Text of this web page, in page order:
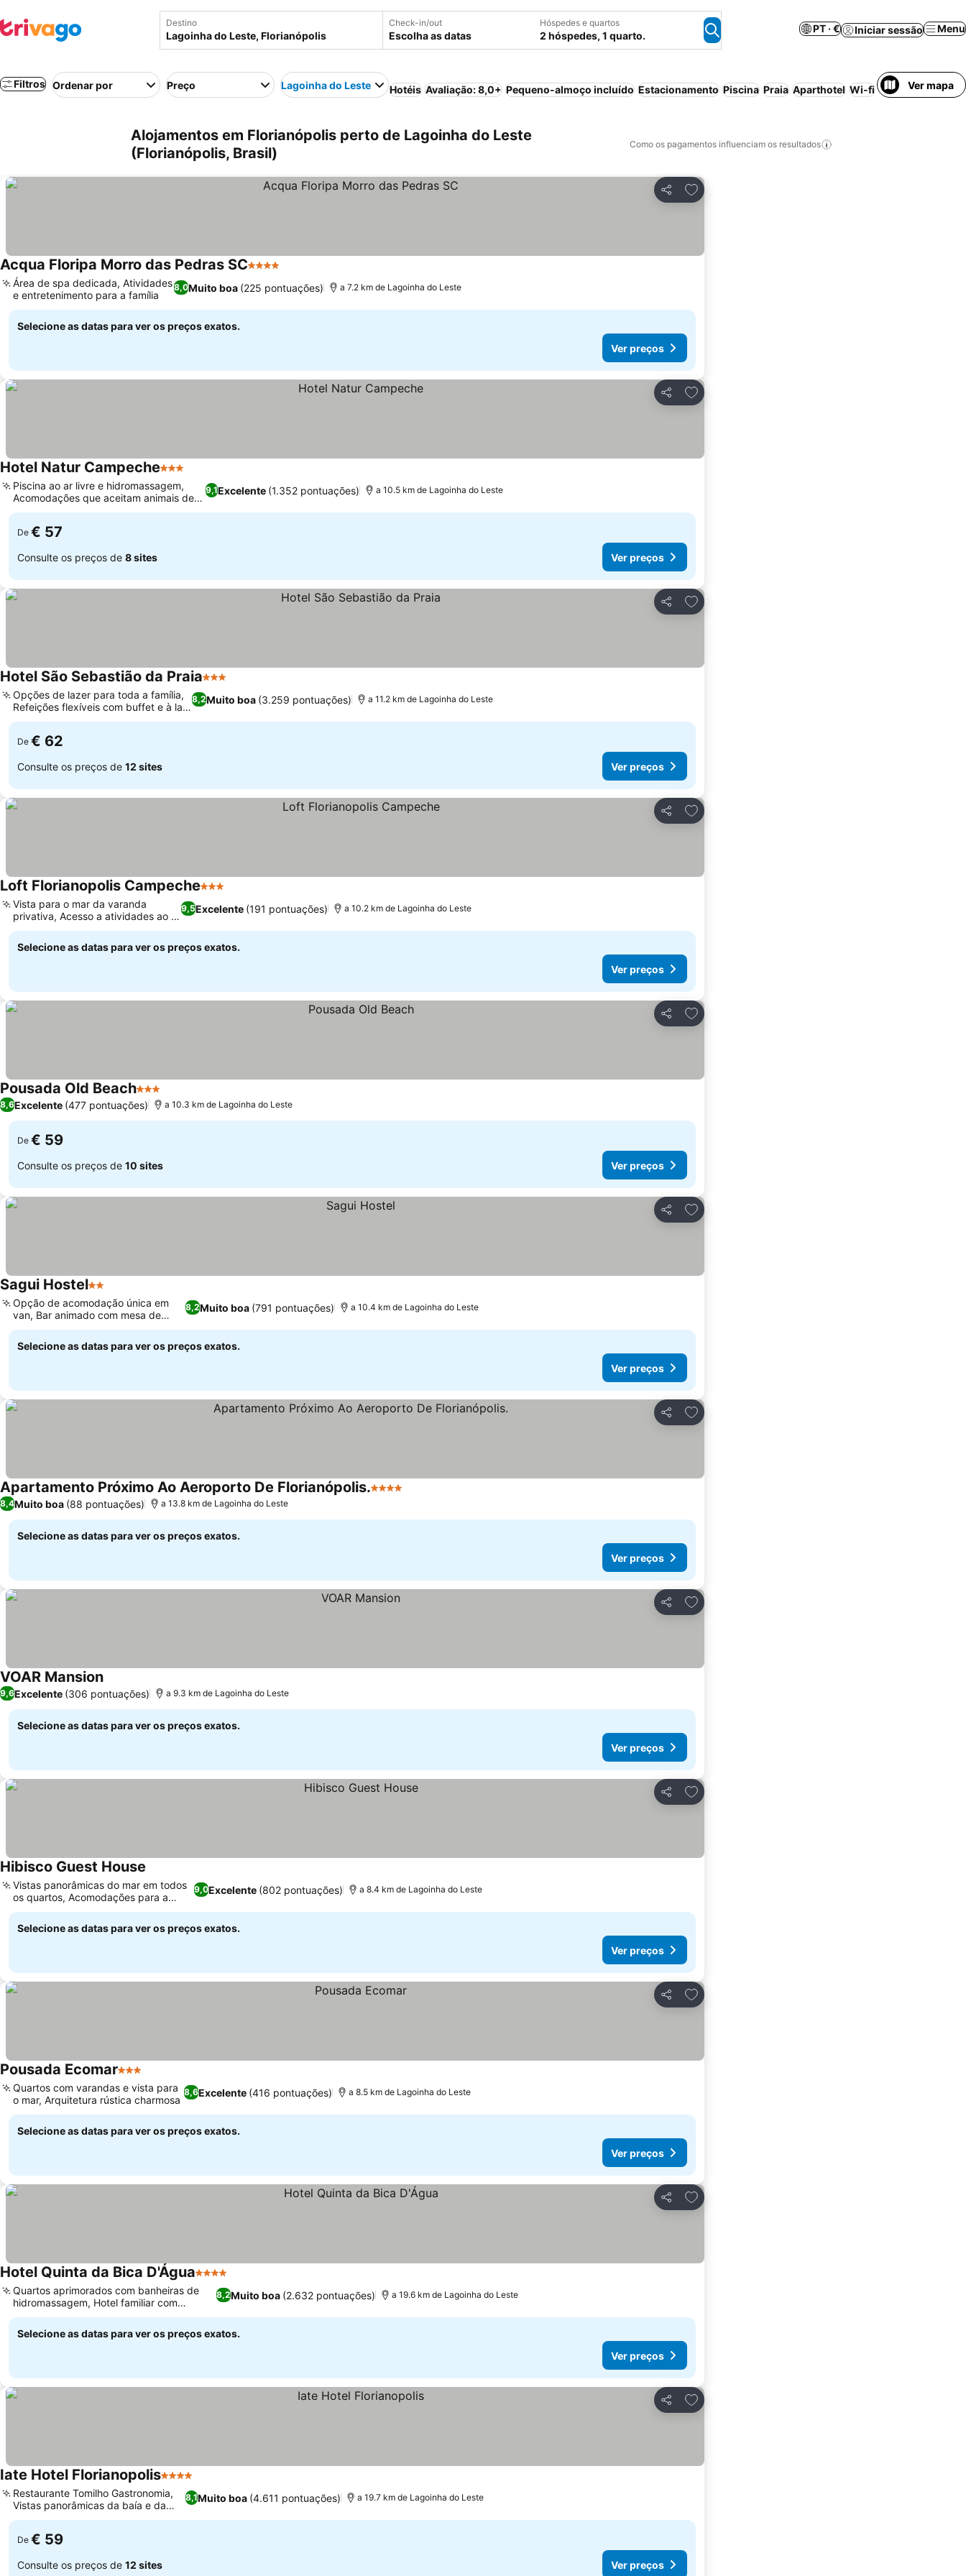
Destino Check-in/out
Escolha as datas
Hóspedes e quartos
2 hóspedes, 1 quarto.
PT · € Iniciar sessão Menu
Filtros Ordenar por Preço Lagoinha do Leste Hotéis Avaliação: 8,0+ Pequeno-almoço incluído Estacionamento Piscina Praia Aparthotel Wi-fi Banheira de
Ver mapa
Alojamentos em Florianópolis perto de Lagoinha do Leste
(Florianópolis, Brasil)
Como os pagamentos influenciam os resultados
Partilhar
Adicionar aos favoritos
Acqua Floripa Morro das Pedras SC4 Estrelas
8,0Muito boa (225 pontuações)
Área de spa dedicada, Atividades
e entretenimento para a família
a 7.2 km de Lagoinha do Leste
Selecione as datas para ver os preços exatos.
Ver preços
Partilhar
Adicionar aos favoritos
Hotel Natur Campeche3 Estrelas
9,1Excelente (1.352 pontuações)
Piscina ao ar livre e hidromassagem,
Acomodações que aceitam animais de
estimação
a 10.5 km de Lagoinha do Leste
De € 57
Consulte os preços de 8 sites Ver preços
Partilhar
Adicionar aos favoritos
Hotel São Sebastião da Praia3 Estrelas
8,2Muito boa (3.259 pontuações)
Opções de lazer para toda a família,
Refeições flexíveis com buffet e à la
carte
a 11.2 km de Lagoinha do Leste
De € 62
Consulte os preços de 12 sites Ver preços
Partilhar
Adicionar aos favoritos
Loft Florianopolis Campeche3 Estrelas
9,5Excelente (191 pontuações)
Vista para o mar da varanda
privativa, Acesso a atividades ao ar
livre
a 10.2 km de Lagoinha do Leste
Selecione as datas para ver os preços exatos.
Ver preços
Partilhar
Adicionar aos favoritos
Pousada Old Beach3 Estrelas
8,6Excelente (477 pontuações) a 10.3 km de Lagoinha do Leste
De € 59
Consulte os preços de 10 sites Ver preços
Partilhar
Adicionar aos favoritos
Sagui Hostel2 Estrelas
8,2Muito boa (791 pontuações)
Opção de acomodação única em
van, Bar animado com mesa de
sinuca
a 10.4 km de Lagoinha do Leste
Selecione as datas para ver os preços exatos.
Ver preços
Partilhar
Adicionar aos favoritos
Apartamento Próximo Ao Aeroporto De Florianópolis.4 Estrelas
8,4Muito boa (88 pontuações) a 13.8 km de Lagoinha do Leste
Selecione as datas para ver os preços exatos.
Ver preços
Partilhar
Adicionar aos favoritos
VOAR MansionVer preços
9,6Excelente (306 pontuações) a 9.3 km de Lagoinha do Leste
Selecione as datas para ver os preços exatos.
Ver preços
Partilhar
Adicionar aos favoritos
Hibisco Guest House
9,0Excelente (802 pontuações)
Vistas panorâmicas do mar em todos
os quartos, Acomodações para a
família
a 8.4 km de Lagoinha do Leste
Selecione as datas para ver os preços exatos.
Ver preços
Partilhar
Adicionar aos favoritos
Pousada Ecomar3 Estrelas
8,6Excelente (416 pontuações)
Quartos com varandas e vista para
o mar, Arquitetura rústica charmosa
a 8.5 km de Lagoinha do Leste
Selecione as datas para ver os preços exatos.
Ver preços
Partilhar
Adicionar aos favoritos
Hotel Quinta da Bica D'Água4 Estrelas
8,2Muito boa (2.632 pontuações)
Quartos aprimorados com banheiras de
hidromassagem, Hotel familiar com
ambiente acolhedor
a 19.6 km de Lagoinha do Leste
Selecione as datas para ver os preços exatos.
Ver preços
Partilhar
Adicionar aos favoritos
Iate Hotel Florianopolis4 Estrelas
8,1Muito boa (4.611 pontuações)
Restaurante Tomilho Gastronomia,
Vistas panorâmicas da baía e da
ponte
a 19.7 km de Lagoinha do Leste
De € 59
Consulte os preços de 12 sites Ver preços